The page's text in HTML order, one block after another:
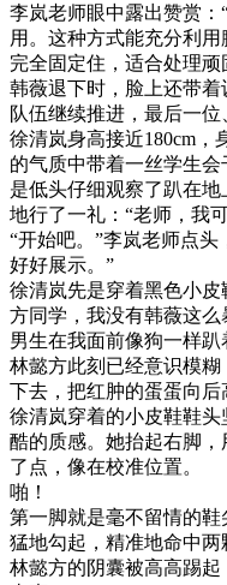
李岚老师眼中露出赞赏
用。这种方式能充分利
完全固定住，适合处理
韩薇退下时，脸上还带着
队伍继续推进，最后一
徐清岚身高接近180cm，
的气质中带着一丝学生
是低头仔细观察了趴在
地行了一礼：“老师，我
“开始吧。”李岚老师点头
好好展示。”
徐清岚先是穿着黑色小
方同学，我没有韩薇这
男生在我面前像狗一样趴
林懿方此刻已经意识模
下去，把红肿的蛋蛋向后
徐清岚穿着的小皮鞋鞋
酷的质感。她抬起右脚
了点，像在校准位置。
啪！
第一脚就是毫不留情的
猛地勾起，精准地命中
林懿方的阴囊被高高踢